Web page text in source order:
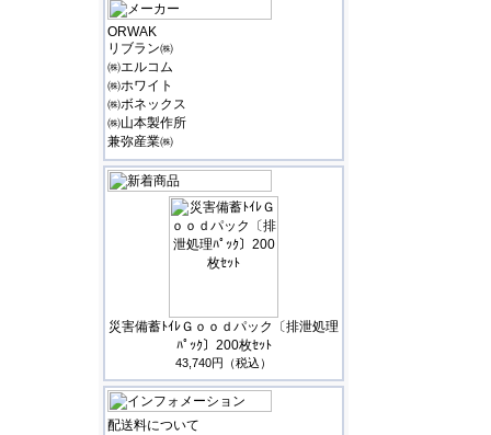
ORWAK
リブラン㈱
㈱エルコム
㈱ホワイト
㈱ボネックス
㈱山本製作所
兼弥産業㈱
災害備蓄ﾄｲﾚＧｏｏｄパック〔排泄処理
ﾊﾟｯｸ〕200枚ｾｯﾄ
43,740円（税込）
配送料について